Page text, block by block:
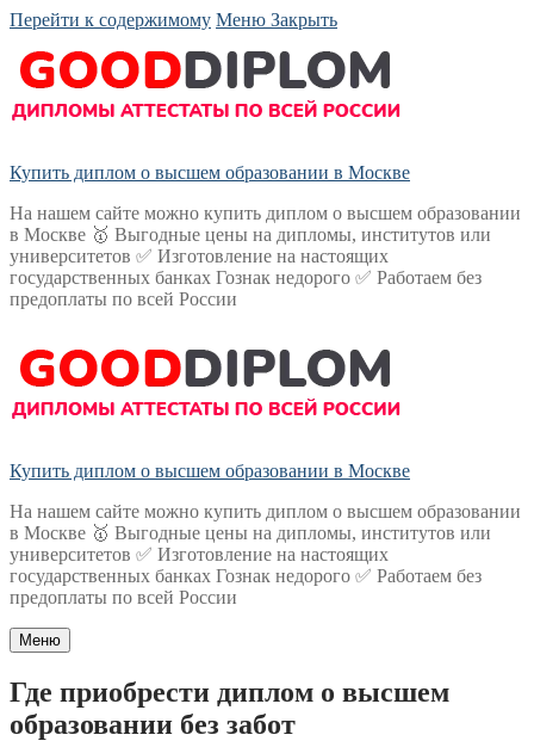
Перейти к содержимому Меню Закрыть
Купить диплом о высшем образовании в Москве
На нашем сайте можно купить диплом о высшем образовании
в Москве 🥇 Выгодные цены на дипломы, институтов или
университетов ✅ Изготовление на настоящих
государственных банках Гознак недорого ✅ Работаем без
предоплаты по всей России
Купить диплом о высшем образовании в Москве
На нашем сайте можно купить диплом о высшем образовании
в Москве 🥇 Выгодные цены на дипломы, институтов или
университетов ✅ Изготовление на настоящих
государственных банках Гознак недорого ✅ Работаем без
предоплаты по всей России
Меню
Где приобрести диплом о высшем
образовании без забот